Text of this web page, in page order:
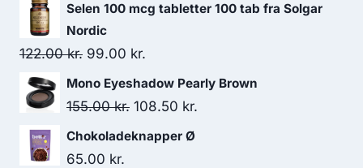
Selen 100 mcg tabletter 100 tab fra Solgar
Nordic
122.00kr. Den
oprindelige
pris
122.00 kr..
99.00 kr.
aktuelle
pris
Mono Eyeshadow Pearly Brown
155.00kr. Den
oprindelige
108.50 kr.
Chokoladeknapper Ø
65.00 kr.